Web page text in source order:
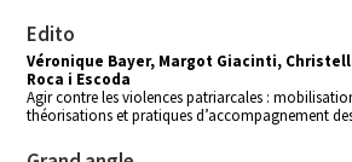
Edito
Véronique Bayer, Margot Giacinti,
Roca i Escoda
Agir contre les violences patriarcales :
théorisations et pratiques d’accompagnement